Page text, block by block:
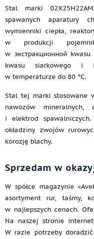
Stal marki
spawanych aparatury
wymienniki ciepła,
w produkcji
w экстракционной
kwasu siarkowego i
w temperaturze do 80 °C.
Stal tej marki stosowane
nawozów
i elektrod
okładziny zwojów
korozję blachy.
Sprzedam w
W spółce magazynie
asortyment rur, taśmy,
w najlepszych cenach.
Na naszej stronie
W razie potrzeby